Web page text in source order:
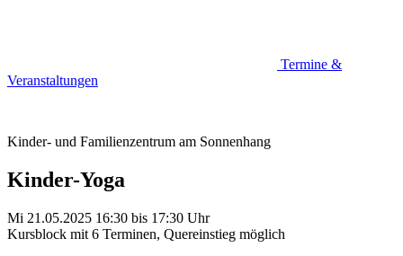
Termine &
Veranstaltungen
Kinder- und Familienzentrum am Sonnenhang
Kinder-Yoga
Mi 21.05.2025 16:30 bis 17:30 Uhr
Kursblock mit 6 Terminen, Quereinstieg möglich